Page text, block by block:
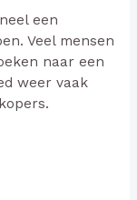
een
Veel mensen
naar een
weer vaak